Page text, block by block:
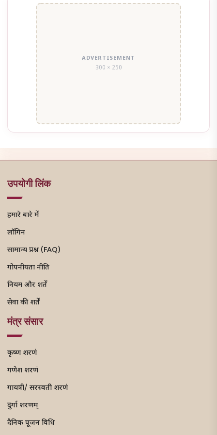
ADVERTISEMENT
300 × 250
उपयोगी लिंक
हमारे बारे में
लॉगिन
सामान्य प्रश्न (FAQ)
गोपनीयता नीति
नियम और शर्तें
सेवा की शर्तें
मंत्र संसार
कृष्ण शरणं
गणेश शरणं
गायत्री/ सरस्वती शरणं
दुर्गा शरणम्
दैनिक पूजन विधि